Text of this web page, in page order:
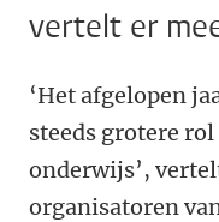
vertelt er
‘Het afgelopen
steeds grotere
onderwijs’,
organisatoren